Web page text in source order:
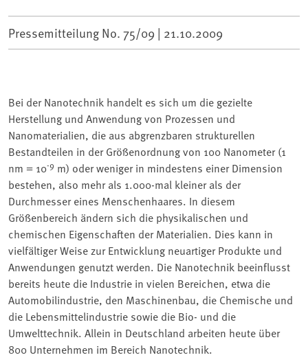
Pressemitteilung No. 75/09 | 21.10.2009
Bei der Nanotechnik handelt es sich um die gezielte
Herstellung und Anwendung von Prozessen und
Nanomaterialien, die aus abgrenzbaren strukturellen
Bestandteilen in der Größenordnung von 100 Nanometer (1
nm = 10-9 m) oder weniger in mindestens einer Dimension
bestehen, also mehr als 1.000-mal kleiner als der
Durchmesser eines Menschenhaares. In diesem
Größenbereich ändern sich die physikalischen und
chemischen Eigenschaften der Materialien. Dies kann in
vielfältiger Weise zur Entwicklung neuartiger Produkte und
Anwendungen genutzt werden. Die Nanotechnik beeinflusst
bereits heute die Industrie in vielen Bereichen, etwa die
Automobilindustrie, den Maschinenbau, die Chemische und
die Lebensmittelindustrie sowie die Bio- und die
Umwelttechnik. Allein in Deutschland arbeiten heute über
800 Unternehmen im Bereich Nanotechnik.